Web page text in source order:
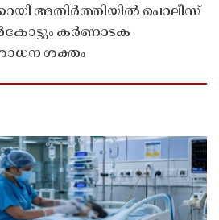
അതിർത്തിയിൽ പൊലീസ്
കർണാടക
ശക്തം